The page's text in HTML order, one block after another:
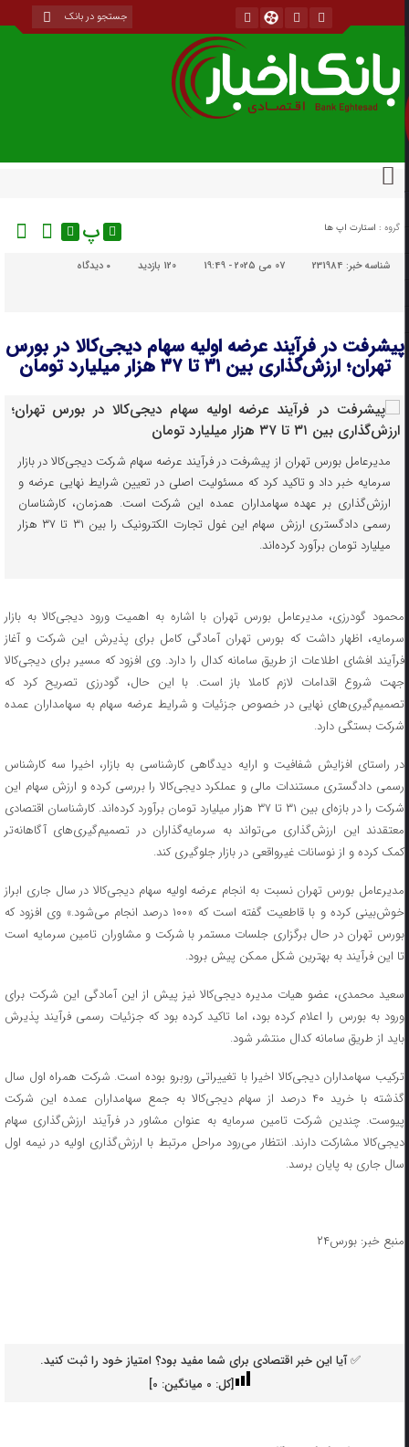
گروه : استارت اپ ها پ
شناسه خبر:231984 07 می 2025 - 19:49 120 بازدید دیدگاه
پیشرفت در فرآیند عرضه اولیه سهام دیجی‌کالا در بورس
تهران؛ ارزش‌گذاری بین ۳۱ تا ۳۷ هزار میلیارد تومان
مدیرعامل بورس تهران از پیشرفت در فرآیند عرضه سهام شرکت دیجی‌کالا در بازار
سرمایه خبر داد و تاکید کرد که مسئولیت اصلی در تعیین شرایط نهایی عرضه و
ارزش‌گذاری بر عهده سهامداران عمده این شرکت است. همزمان، کارشناسان
رسمی دادگستری ارزش سهام این غول تجارت الکترونیک را بین ۳۱ تا ۳۷ هزار
میلیارد تومان برآورد کرده‌اند.
محمود گودرزی، مدیرعامل بورس تهران با اشاره به اهمیت ورود دیجی‌کالا به بازار
سرمایه، اظهار داشت که بورس تهران آمادگی کامل برای پذیرش این شرکت و آغاز
فرآیند افشای اطلاعات از طریق سامانه کدال را دارد. وی افزود که مسیر برای دیجی‌کالا
جهت شروع اقدامات لازم کاملا باز است. با این حال، گودرزی تصریح کرد که
تصمیم‌گیری‌های نهایی در خصوص جزئیات و شرایط عرضه سهام به سهامداران عمده
شرکت بستگی دارد.
در راستای افزایش شفافیت و ارایه دیدگاهی کارشناسی به بازار، اخیرا سه کارشناس
رسمی دادگستری مستندات مالی و عملکرد دیجی‌کالا را بررسی کرده و ارزش سهام این
شرکت را در بازه‌ای بین ۳۱ تا ۳۷ هزار میلیارد تومان برآورد کرده‌اند. کارشناسان اقتصادی
معتقدند این ارزش‌گذاری می‌تواند به سرمایه‌گذاران در تصمیم‌گیری‌های آگاهانه‌تر
کمک کرده و از نوسانات غیرواقعی در بازار جلوگیری کند.
مدیرعامل بورس تهران نسبت به انجام عرضه اولیه سهام دیجی‌کالا در سال جاری ابراز
خوش‌بینی کرده و با قاطعیت گفته است که «۱۰۰ درصد انجام می‌شود.» وی افزود که
بورس تهران در حال برگزاری جلسات مستمر با شرکت و مشاوران تامین سرمایه است
تا این فرآیند به بهترین شکل ممکن پیش برود.
سعید محمدی، عضو هیات مدیره دیجی‌کالا نیز پیش از این آمادگی این شرکت برای
ورود به بورس را اعلام کرده بود، اما تاکید کرده بود که جزئیات رسمی فرآیند پذیرش
باید از طریق سامانه کدال منتشر شود.
ترکیب سهامداران دیجی‌کالا اخیرا با تغییراتی روبرو بوده است. شرکت همراه اول سال
گذشته با خرید ۴۰ درصد از سهام دیجی‌کالا به جمع سهامداران عمده این شرکت
پیوست. چندین شرکت تامین سرمایه به عنوان مشاور در فرآیند ارزش‌گذاری سهام
دیجی‌کالا مشارکت دارند. انتظار می‌رود مراحل مرتبط با ارزش‌گذاری اولیه در نیمه اول
سال جاری به پایان برسد.
منبع خبر: بورس۲۴
✅ آیا این خبر اقتصادی برای شما مفید بود؟ امتیاز خود را ثبت کنید.
[کل: 0میانگین: 0
]